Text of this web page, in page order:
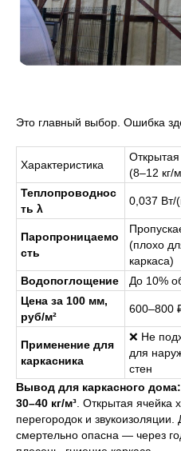
Это главный выбор. Ошибка
Характеристика
Открытая
(8–12 кг/
Теплопроводнос
ть λ
0,037 Вт/
Паропроницаемо
сть
(плохо
каркаса)
Водопоглощение До 10%
Цена за 100 мм,
руб/м²
600–800
Применение для
каркасника
❌ Не
для
стен
Вывод для каркасного дома:
30–40 кг/м³ . Открытая ячейка
перегородок и
смертельно опасна — через